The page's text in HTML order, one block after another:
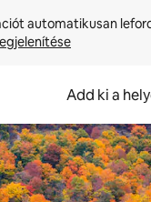
automatikusan
Add ki a